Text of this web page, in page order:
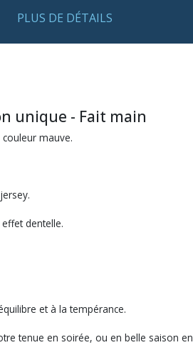
PLUS DE DÉTAILS
unique - Fait main
mauve.
dentelle.
et à la tempérance.
tenue en soirée, ou en belle saison